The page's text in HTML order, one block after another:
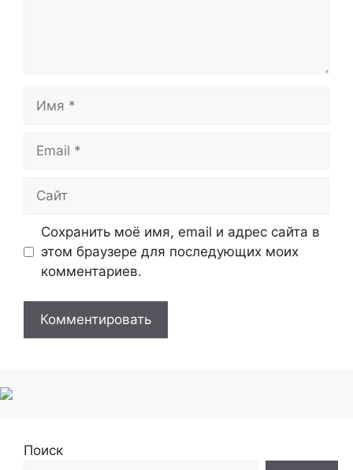
Сохранить моё имя, email и адрес сайта в
этом браузере для последующих моих
комментариев.
Поиск